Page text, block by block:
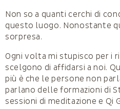
Non so a quanti cerchi di
questo luogo. Nonostante
sorpresa.
Ogni volta mi stupisco per i
scelgono di affidarsi a noi.
più è che le persone non
parlano delle formazioni di
sessioni di meditazione e Qi